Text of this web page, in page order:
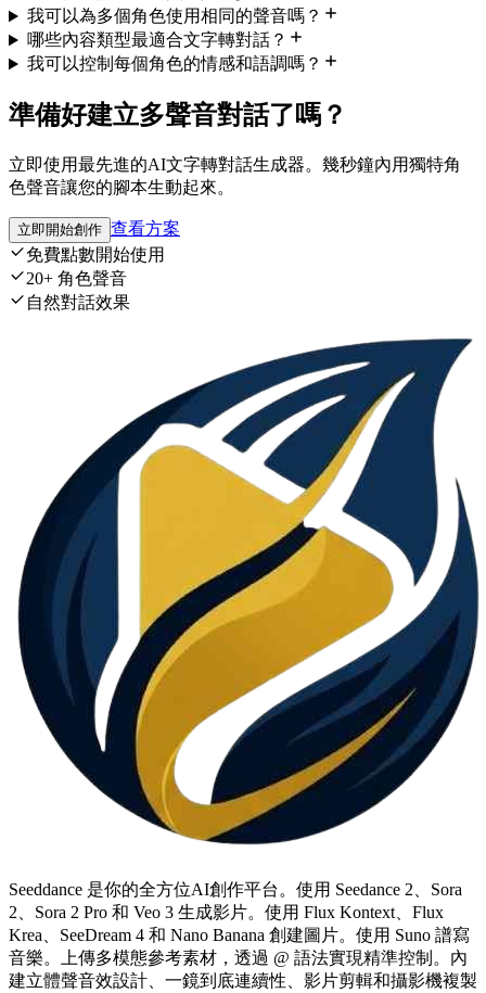
我可以為多個角色使用相同的聲音嗎？
哪些內容類型最適合文字轉對話？
我可以控制每個角色的情感和語調嗎？
準備好建立多聲音對話了嗎？
立即使用最先進的AI文字轉對話生成器。幾秒鐘內用獨特角
色聲音讓您的腳本生動起來。
立即開始創作 查看方案
免費點數開始使用
20+ 角色聲音
自然對話效果
Seeddance 是你的全方位AI創作平台。使用 Seedance 2、Sora
2、Sora 2 Pro 和 Veo 3 生成影片。使用 Flux Kontext、Flux
Krea、SeeDream 4 和 Nano Banana 創建圖片。使用 Suno 譜寫
音樂。上傳多模態參考素材，透過 @ 語法實現精準控制。內
建立體聲音效設計、一鏡到底連續性、影片剪輯和攝影機複製